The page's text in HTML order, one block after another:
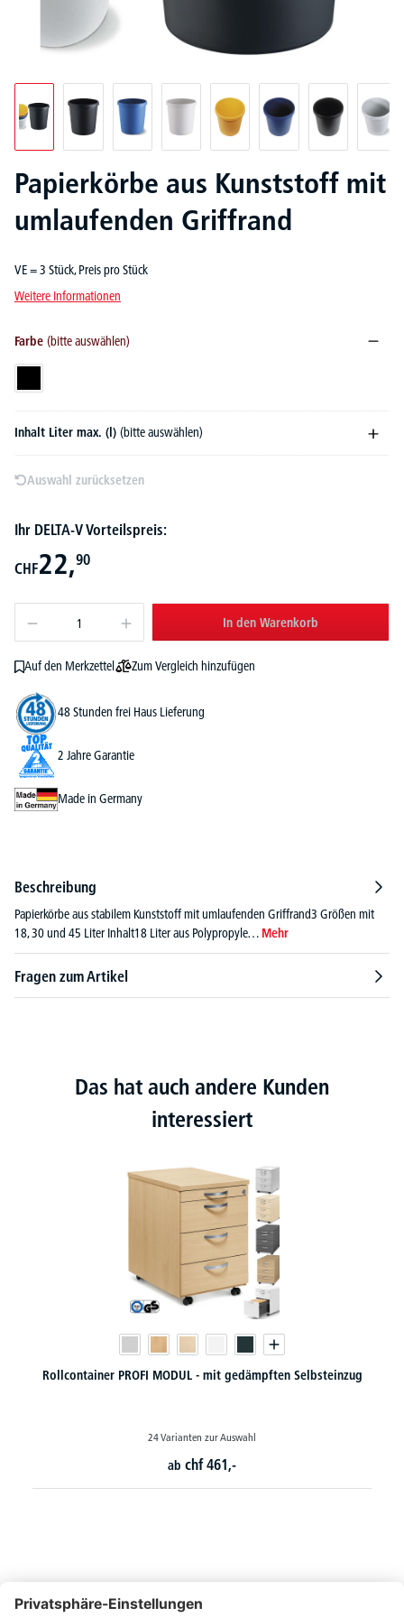
Papierkörbe aus Kunststoff mit
umlaufenden Griffrand
VE = 3 Stück, Preis pro Stück
Weitere Informationen
Farbe (bitte auswählen)
Inhalt Liter max. (l) (bitte auswählen)
Auswahl zurücksetzen
Ihr DELTA-V Vorteilspreis:
CHF22,90
In den Warenkorb
Auf den Merkzettel Zum Vergleich hinzufügen
48 Stunden frei Haus Lieferung
2 Jahre Garantie
Made in Germany
Beschreibung
Papierkörbe aus stabilem Kunststoff mit umlaufenden Griffrand3 Größen mit
18, 30 und 45 Liter Inhalt18 Liter aus Polypropyle… Mehr
Fragen zum Artikel
Das hat auch andere Kunden
interessiert
Rollcontainer PROFI MODUL - mit gedämpften Selbsteinzug
24 Varianten zur Auswahl
ab chf 461,-